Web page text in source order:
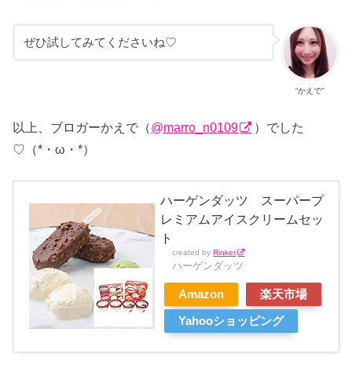
“かえで”
ぜひ試してみてくださいね♡
以上、ブロガーかえで（@marro_n0109
）でした
♡（*・ω・*）
ハーゲンダッツ スーパープ
レミアムアイスクリームセッ
ト
created byRinker
ハーゲンダッツ
Amazon 楽天市場
Yahooショッピング